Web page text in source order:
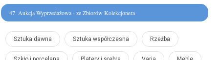
47. Aukcja Wyprzedażowa - ze Zbiorów Kolekcjonera
Sztuka dawna Sztuka współczesna Rzeźba